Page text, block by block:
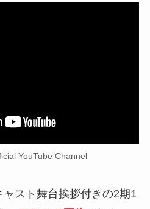
YouTube Channel
スト舞台挨拶付きの2期1